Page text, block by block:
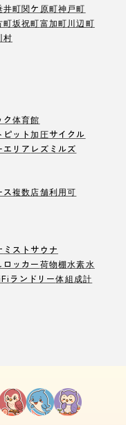
井町関ケ原町神戸町
町坂祝町富加町川辺町
村
ク体育館
ピット加圧サイクル
エリア レズミルズ
ス複数店舗利用可
ミストサウナ
ロッカー荷物棚水素水
ランドリー体組成計